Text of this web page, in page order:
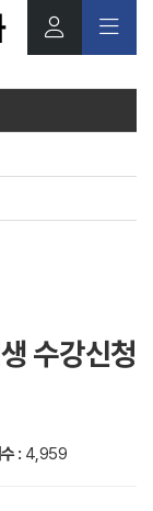
수강신청
: 4,959